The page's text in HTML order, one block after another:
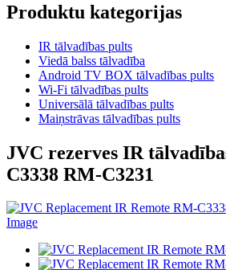
Produktu kategorijas
IR tālvadības pults
Viedā balss tālvadība
Android TV BOX tālvadības pults
Wi-Fi tālvadības pults
Universālā tālvadības pults
Maiņstrāvas tālvadības pults
JVC rezerves IR
C3338 RM-C3231